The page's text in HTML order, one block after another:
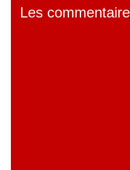
Les